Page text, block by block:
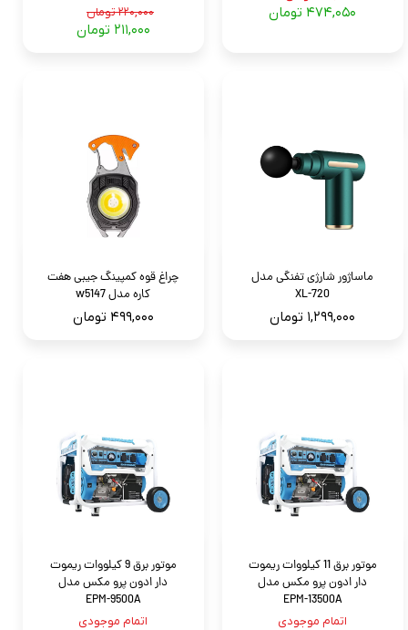
۴۷۴,۰۵۰ تومان ۲۲۰,۰۰۰ تومان
۲۱۱,۰۰۰ تومان
ماساژور شارژی تفنگی مدل
XL-720
۱,۲۹۹,۰۰۰ تومان
چراغ قوه کمپینگ جیبی هفت
کاره مدل w5147
۴۹۹,۰۰۰ تومان
موتور برق 11 کیلووات ریموت
دار ادون پرو مکس مدل
EPM-13500A
اتمام موجودی
موتور برق 9 کیلووات ریموت
دار ادون پرو مکس مدل
EPM-9500A
اتمام موجودی